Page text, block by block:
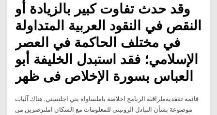
وقد حدث تفاوت كبير بالزيادة أو
النقص في النقود العربية المتداولة
في مختلف الحاكمة في العصر
الإسلامي؛ فقد استبدل الخليفة أبو
قائمة تفقديةملراقبة الربامج اخلاصة باملساواة بني اجلنسني. هناك آليات
موضوعة بشأن التبادل الروتيني للمعلومات مع السكان املترضرين من